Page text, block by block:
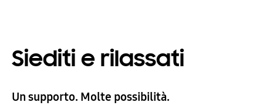
Siediti e rilassati
Un supporto. Molte possibilità.